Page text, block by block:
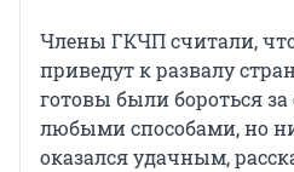
Члены ГКЧП считали,
приведут к развалу
готовы были бороться за
любыми способами, но
оказался удачным,